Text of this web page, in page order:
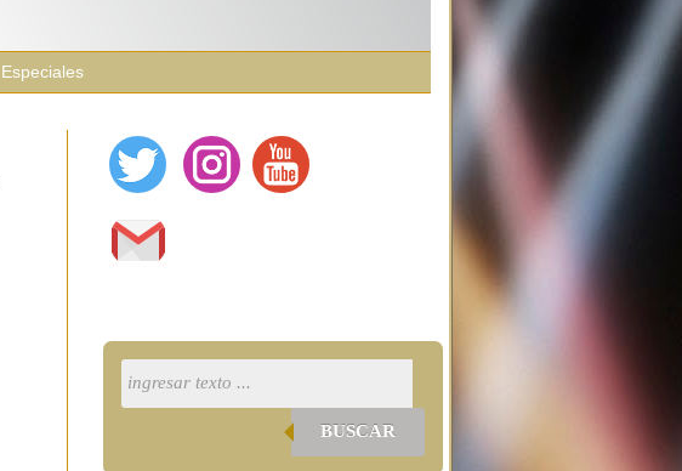
Especiales
BUSCAR